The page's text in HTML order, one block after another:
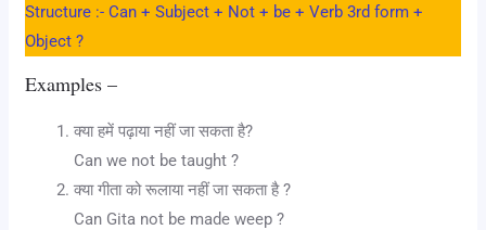
Structure :- Can + Subject + Not + be + Verb 3rd form +
Object ?
Examples –
क्या हमें पढ़ाया नहीं जा सकता है?
Can we not be taught ?
क्या‌ गीता को रूलाया नहीं जा सकता है ?
Can Gita not be made weep ?